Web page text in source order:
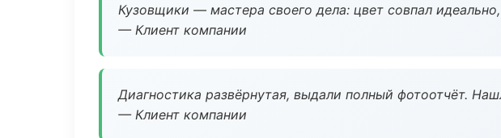
Кузовщики — мастера своего дела: цвет совпал
— Клиент компании
Диагностика развёрнутая, выдали полный фотоотчёт.
— Клиент компании